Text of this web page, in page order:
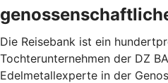
Die Reisebank ist ein
Tochterunternehmen der DZ
Edelmetallexperte in der